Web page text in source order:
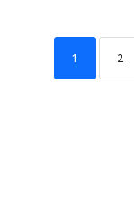
1 2